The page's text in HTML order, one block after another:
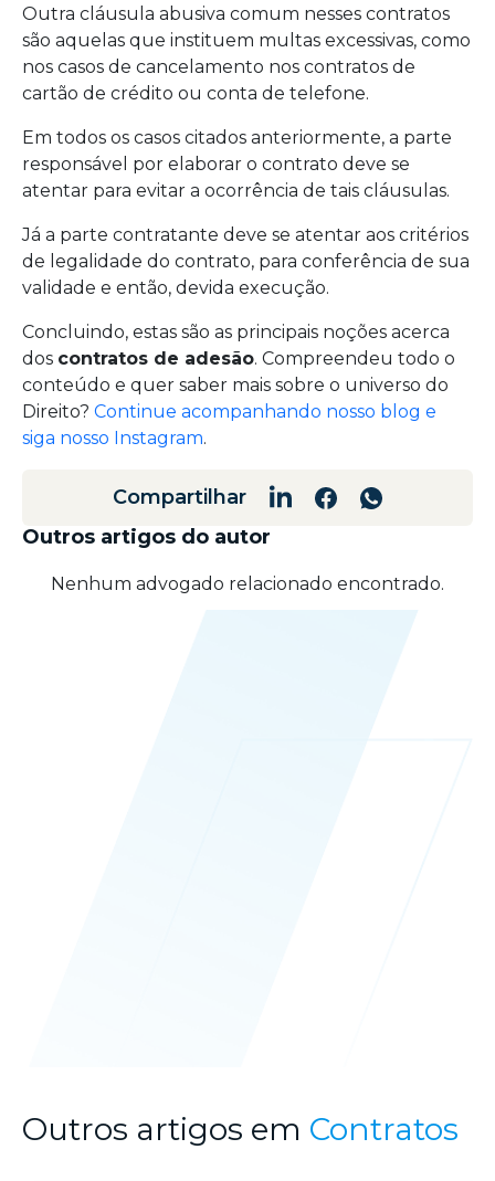
Outra cláusula abusiva comum nesses contratos
são aquelas que instituem multas excessivas, como
nos casos de cancelamento nos contratos de
cartão de crédito ou conta de telefone.
Em todos os casos citados anteriormente, a parte
responsável por elaborar o contrato deve se
atentar para evitar a ocorrência de tais cláusulas.
Já a parte contratante deve se atentar aos critérios
de legalidade do contrato, para conferência de sua
validade e então, devida execução.
Concluindo, estas são as principais noções acerca
dos contratos de adesão. Compreendeu todo o
conteúdo e quer saber mais sobre o universo do
Direito? Continue acompanhando nosso blog e
siga nosso Instagram.
Compartilhar
Outros artigos do autor
Nenhum advogado relacionado encontrado.
Outros artigos em Contratos